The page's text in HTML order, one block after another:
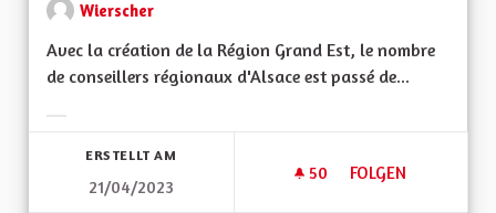
Wierscher
Avec la création de la Région Grand Est, le nombre
de conseillers régionaux d'Alsace est passé de...
ERSTELLT AM
21/04/2023
50 50 FOLLOWER
FOLGEN
DIMINUER LE